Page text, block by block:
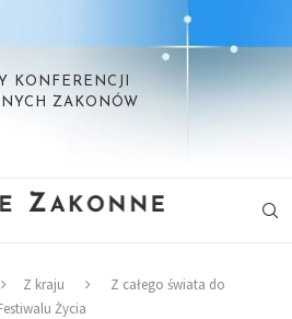
KONFERENCJI
ZAKONÓW
Z kraju
Z całego świata do
Życia